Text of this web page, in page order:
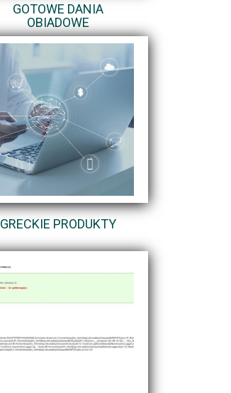
GOTOWE DANIA
OBIADOWE
GRECKIE PRODUKTY